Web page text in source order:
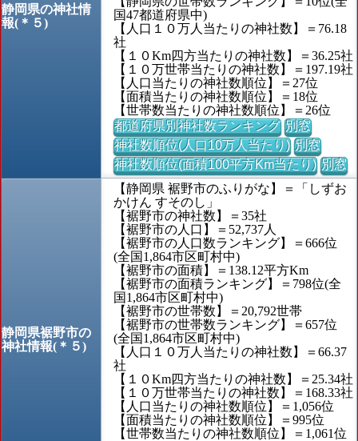
静岡県の神社情
報(＊５)
国47都道府県中)
【人口１０万人当たりの神社数】＝76.18
社
【１０Km四方当たりの神社数】＝36.25社
【１０万世帯当たりの神社数】＝197.19社
【人口当たりの神社数順位】＝27位
【面積当たりの神社数順位】＝18位
【世帯数当たりの神社数順位】＝26位
都道府県別神社数ランキング 別窓
神社数順位(人口10万人当たり) 別窓
神社数順位(面積100平方Km当たり) 別窓
静岡県裾野市の
神社情報(＊５)
【静岡県 裾野市のふりがな】＝「しずお
かけん すそのし」
【裾野市の神社数】＝35社
【裾野市の人口】＝52,737人
【裾野市の人口数ランキング】＝666位
(全国1,864市区町村中)
【裾野市の面積】＝138.12平方Km
【裾野市の面積ランキング】＝798位(全
国1,864市区町村中)
【裾野市の世帯数】＝20,792世帯
【裾野市の世帯数ランキング】＝657位
(全国1,864市区町村中)
【人口１０万人当たりの神社数】＝66.37
社
【１０Km四方当たりの神社数】＝25.34社
【１０万世帯当たりの神社数】＝168.33社
【人口当たりの神社数順位】＝1,056位
【面積当たりの神社数順位】＝995位
【世帯数当たりの神社数順位】＝1,061位